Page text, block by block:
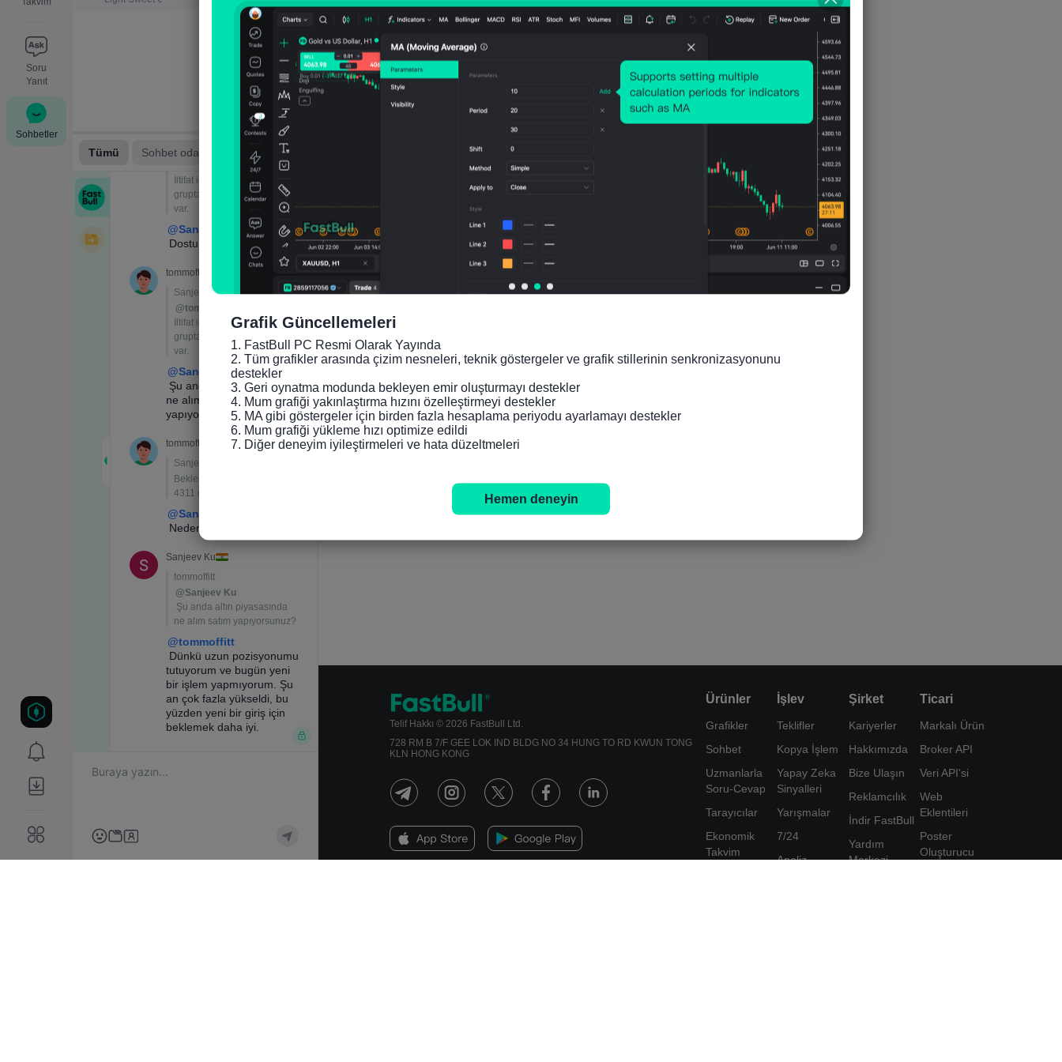
Soru
Yanıt
Sohbetler
Telif Hakkı © 2026 FastBull Ltd.
728 RM B 7/F GEE LOK IND BLDG NO 34 HUNG TO RD KWUN TONG
KLN HONG KONG
Ürünler
Grafikler
Sohbet
Uzmanlarla
Soru-Cevap
Tarayıcılar
Ekonomik
Takvim
İşlev
Teklifler
Kopya İşlem
Yapay Zeka
Sinyalleri
Yarışmalar
7/24
Analiz
Şirket
Kariyerler
Hakkımızda
Bize Ulaşın
Reklamcılık
İndir FastBull
Yardım
Merkezi
Ticari
Markalı Ürün
Broker API
Veri API'si
Web
Eklentileri
Poster
Oluşturucu
Grafik Güncellemeleri
1. FastBull PC Resmi Olarak Yayında
2. Tüm grafikler arasında çizim nesneleri, teknik göstergeler ve grafik stillerinin senkronizasyonunu
destekler
3. Geri oynatma modunda bekleyen emir oluşturmayı destekler
4. Mum grafiği yakınlaştırma hızını özelleştirmeyi destekler
5. MA gibi göstergeler için birden fazla hesaplama periyodu ayarlamayı destekler
6. Mum grafiği yükleme hızı optimize edildi
7. Diğer deneyim iyileştirmeleri ve hata düzeltmeleri
Hemen deneyin